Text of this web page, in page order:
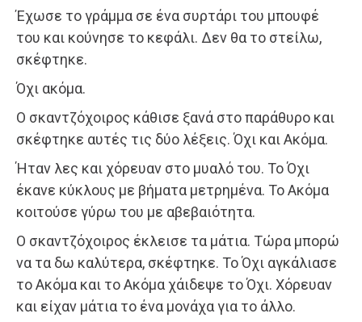
Έχωσε το γράμμα σε ένα συρτάρι του μπουφέ
του και κούνησε το κεφάλι. Δεν θα το στείλω,
σκέφτηκε.
Όχι ακόμα.
Ο σκαντζόχοιρος κάθισε ξανά στο παράθυρο και
σκέφτηκε αυτές τις δύο λέξεις. Όχι και Ακόμα.
Ήταν λες και χόρευαν στο μυαλό του. Το Όχι
έκανε κύκλους με βήματα μετρημένα. Το Ακόμα
κοιτούσε γύρω του με αβεβαιότητα.
Ο σκαντζόχοιρος έκλεισε τα μάτια. Τώρα μπορώ
να τα δω καλύτερα, σκέφτηκε. Το Όχι αγκάλιασε
το Ακόμα και το Ακόμα χάιδεψε το Όχι. Χόρευαν
και είχαν μάτια το ένα μονάχα για το άλλο.